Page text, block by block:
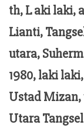
th, L aki laki,
Lianti,
utara,
1980, laki
Ustad Mizan,
Utara Tangsel